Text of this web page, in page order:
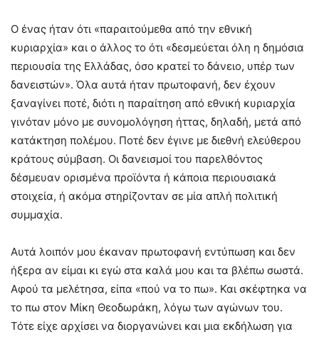
Ο ένας ήταν ότι «παραιτούμεθα από την εθνική
κυριαρχία» και ο άλλος το ότι «δεσμεύεται όλη η δημόσια
περιουσία της Ελλάδας, όσο κρατεί το δάνειο, υπέρ των
δανειστών». Όλα αυτά ήταν πρωτοφανή, δεν έχουν
ξαναγίνει ποτέ, διότι η παραίτηση από εθνική κυριαρχία
γινόταν μόνο με συνομολόγηση ήττας, δηλαδή, μετά από
κατάκτηση πολέμου. Ποτέ δεν έγινε με διεθνή ελεύθερου
κράτους σύμβαση. Οι δανεισμοί του παρελθόντος
δέσμευαν ορισμένα προϊόντα ή κάποια περιουσιακά
στοιχεία, ή ακόμα στηρίζονταν σε μία απλή πολιτική
συμμαχία.
Αυτά λοιπόν μου έκαναν πρωτοφανή εντύπωση και δεν
ήξερα αν είμαι κι εγώ στα καλά μου και τα βλέπω σωστά.
Αφού τα μελέτησα, είπα «πού να το πω». Και σκέφτηκα να
το πω στον Μίκη Θεοδωράκη, λόγω των αγώνων του.
Τότε είχε αρχίσει να διοργανώνει και μια εκδήλωση για